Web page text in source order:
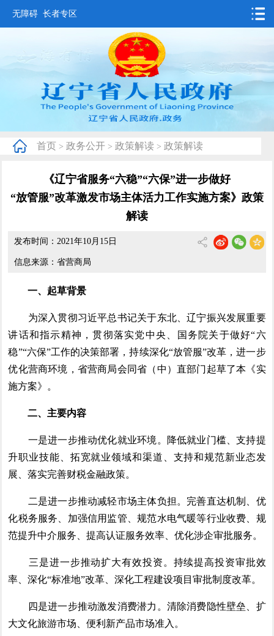
无障碍 长者专区
要闻动态
政务公开
互动交流
数据发布
首页 > 政务公开 > 政策解读 > 政策解读
《辽宁省服务“六稳”“六保”进一步做好
“放管服”改革激发市场主体活力工作实施方案》政策
解读
发布时间：2021年10月15日
信息来源：省营商局
一、起草背景
为深入贯彻习近平总书记关于东北、辽宁振兴发展重要
讲话和指示精神，贯彻落实党中央、国务院关于做好“六
稳”“六保”工作的决策部署，持续深化“放管服”改革，进一步
优化营商环境，省营商局会同省（中）直部门起草了本《实
施方案》。
二、主要内容
一是进一步推动优化就业环境。降低就业门槛、支持提
升职业技能、拓宽就业领域和渠道、支持和规范新业态发
展、落实完善财税金融政策。
二是进一步推动减轻市场主体负担。完善直达机制、优
化税务服务、加强信用监管、规范水电气暖等行业收费、规
范提升中介服务、提高认证服务效率、优化涉企审批服务。
三是进一步推动扩大有效投资。持续提高投资审批效
率、深化“标准地”改革、深化工程建设项目审批制度改革。
四是进一步推动激发消费潜力。清除消费隐性壁垒、扩
大文化旅游市场、便利新产品市场准入。